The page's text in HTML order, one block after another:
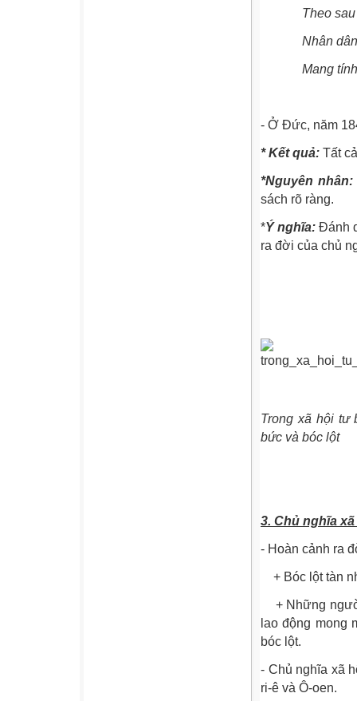
Theo sau có
Nhân dân
Mang tính
- Ở Đức, năm
* Kết quả: Tất
*Nguyên nhân:
sách rõ ràng.
*Ý nghĩa: Đánh
ra đời của chủ
Trong xã hội tư
bức và bóc lột
3. Chủ nghĩa
- Hoàn cảnh ra
+ Bóc lột tàn
+ Những
lao động mong
bóc lột.
- Chủ nghĩa xã
ri-ê và Ô-oen.